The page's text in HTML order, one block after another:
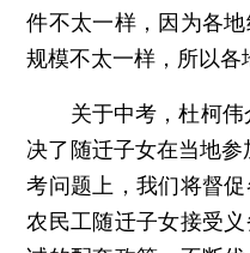
件不太一样，因为各
规模不太一样，所以各
关于中考，杜柯伟
决了随迁子女在当地参
考问题上，我们将督
农民工随迁子女接受